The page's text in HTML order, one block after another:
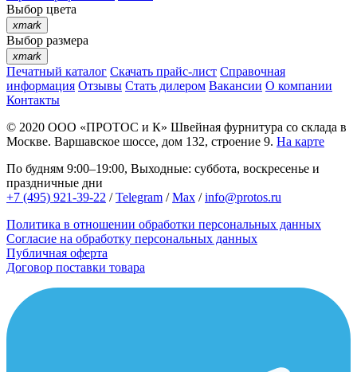
Выбор цвета
xmark
Выбор размера
xmark
Печатный каталог Скачать прайс-лист Справочная
информация Отзывы Стать дилером Вакансии О компании
Контакты
© 2020 ООО «ПРОТОС и К» Швейная фурнитура со склада в
Москве. Варшавское шоссе, дом 132, строение 9. На карте
По будням 9:00–19:00, Выходные: суббота, воскресенье и
праздничные дни
+7 (495) 921-39-22 /Telegram /Max /info@protos.ru
Политика в отношении обработки персональных данных
Согласие на обработку персональных данных
Публичная оферта
Договор поставки товара